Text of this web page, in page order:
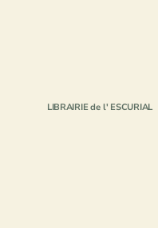
LIBRAIRIE de l' ESCURIAL